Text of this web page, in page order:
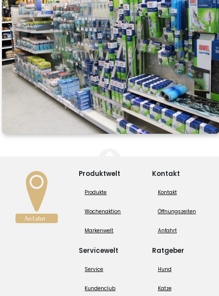
Produktwelt
Produkte
Wochenaktion
Markenwelt
Servicewelt
Service
Kundenclub
Kontakt
Kontakt
Öffnungszeiten
Anfahrt
Ratgeber
Hund
Katze